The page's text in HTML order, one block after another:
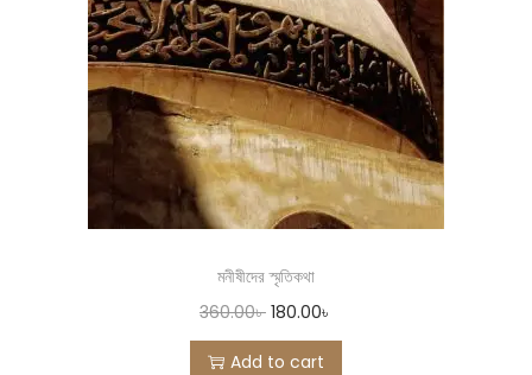
মনীষীদের স্মৃতিকথা
360.00৳ 180.00৳
Add to cart